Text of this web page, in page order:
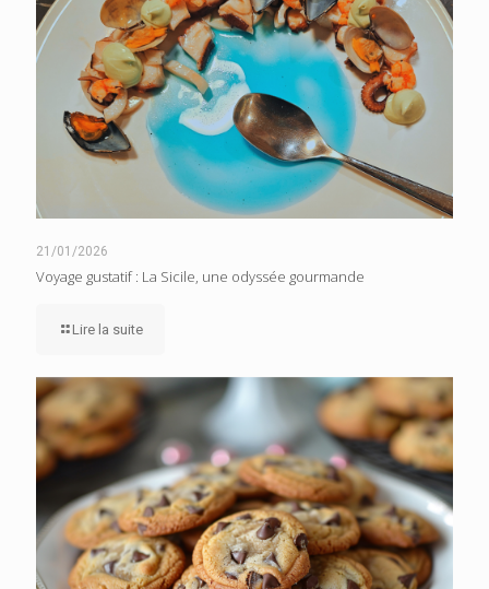
21/01/2026
Voyage gustatif : La Sicile, une odyssée gourmande
Lire la suite